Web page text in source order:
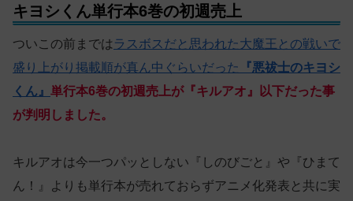
キヨシくん単行本6巻の初週売上
ついこの前までは ラスボスだと思われた大魔王との戦いで
盛り上がり掲載順が真ん中ぐらいだった
『悪祓士のキヨシ
くん』 単行本6巻の初週売上が『キルアオ』以下だった事
が判明しました。
キルアオは今一つパッとしない『しのびごと』や『ひまて
ん！』よりも単行本が売れておらずアニメ化発表と共に実